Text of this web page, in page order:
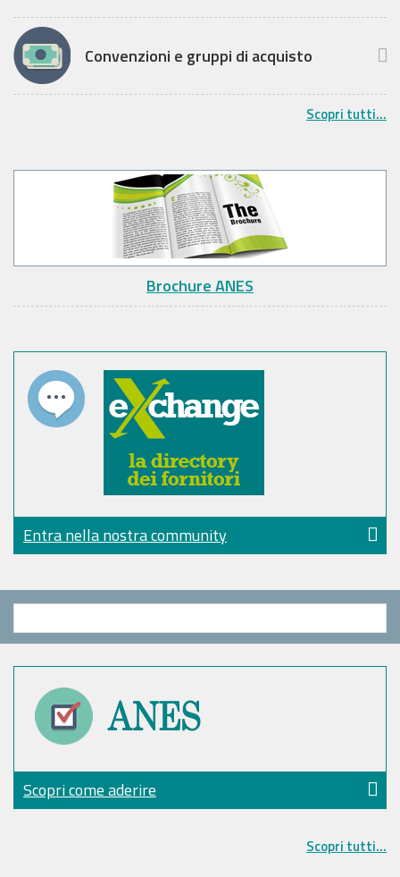
Convenzioni e gruppi di acquisto
Scopri tutti...
Brochure ANES
Entra nella nostra community
Scopri come aderire
Scopri tutti...